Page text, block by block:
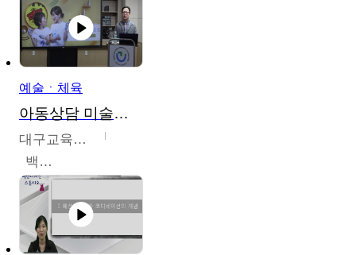
예술ㆍ체육
아동상담 미술치료
대구교육대학교
백중열